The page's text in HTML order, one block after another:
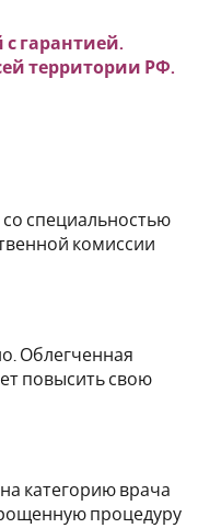
гарантией.
территории РФ.
специальностью
комиссии
Облегченная
повысить свою
категорию врача
процедуру